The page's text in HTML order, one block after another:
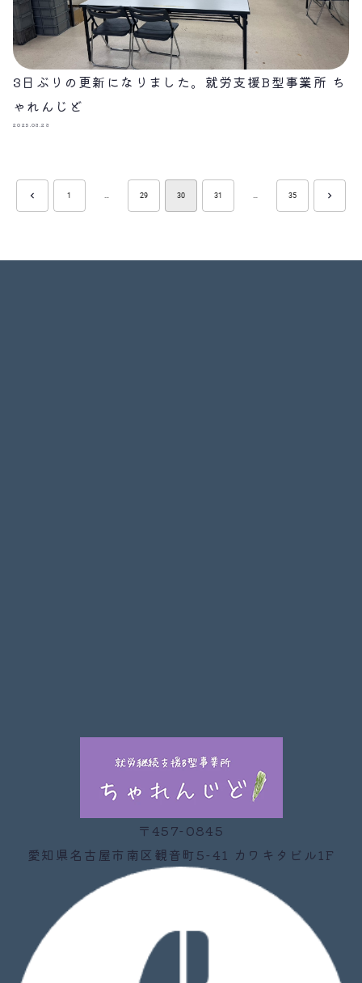
3日ぶりの更新になりました。就労支援B型事業所 ち
ゃれんじど
2025.03.23
1 29 30 31 35
〒457-0845
愛知県名古屋市南区観音町5-41 カワキタビル1F